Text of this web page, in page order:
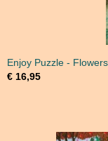
Enjoy Puzzle -
€ 16,95